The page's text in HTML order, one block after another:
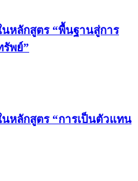
หลักสูตร “พื้นฐานสู่การ
พย์”
หลักสูตร “การเป็นตัวแทน